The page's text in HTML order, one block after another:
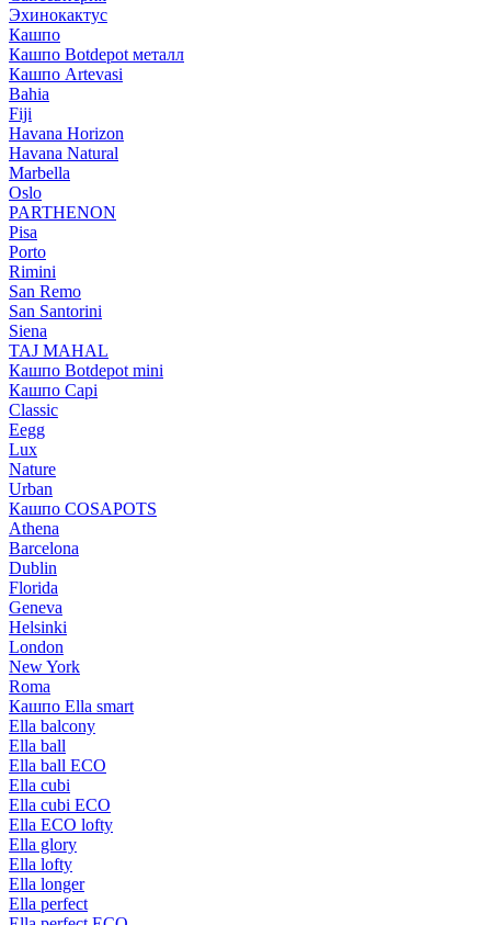
Эхинокактус
Кашпо
Кашпо Botdepot металл
Кашпо Artevasi
Bahia
Fiji
Havana Horizon
Havana Natural
Marbella
Oslo
PARTHENON
Pisa
Porto
Rimini
San Remo
San Santorini
Siena
TAJ MAHAL
Кашпо Botdepot mini
Кашпо Capi
Classic
Eegg
Lux
Nature
Urban
Кашпо COSAPOTS
Athena
Barcelona
Dublin
Florida
Geneva
Helsinki
London
New York
Roma
Кашпо Ella smart
Ella balcony
Ella ball
Ella ball ECO
Ella cubi
Ella cubi ECO
Ella ECO lofty
Ella glory
Ella lofty
Ella longer
Ella perfect